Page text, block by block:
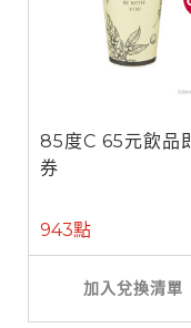
85度C 65元飲品
券
943點
加入兌換清單